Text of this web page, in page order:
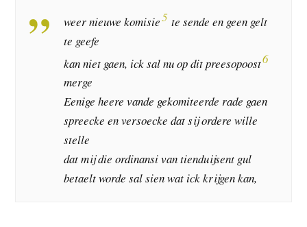
weer nieuwe komisie5 te sende en geen gelt
te geefe
kan niet gaen, ick sal nu op dit preesopoost6
merge
Eenige heere vande gekomiteerde rade gaen
spreecke en versoecke dat sij ordere wille
stelle
dat mij die ordinansi van tienduijsent gul
betaelt worde sal sien wat ick krijgen kan,